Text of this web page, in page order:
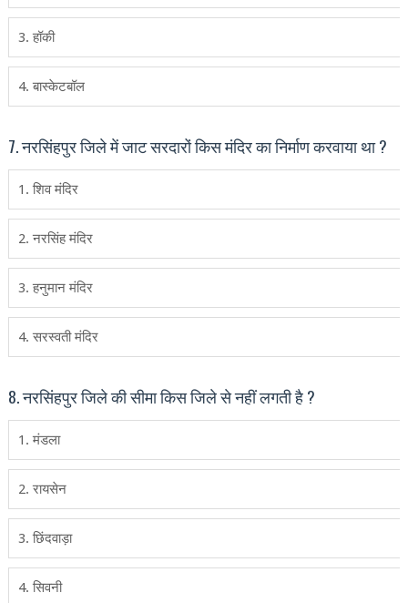
3. हॉकी
4. बास्‍केटबॉल
7. नरसिंहपुर जिले में जाट सरदारों किस मंदिर का निर्माण करवाया था ?
1. शिव मंदिर
2. नरसिंह मंदिर
3. हनुमान मंदिर
4. सरस्‍वती मंदिर
8. नरसिंहपुर जिले की सीमा किस जिले से नहीं लगती है ?
1. मंडला
2. रायसेन
3. छिंदवाड़ा
4. सिवनी